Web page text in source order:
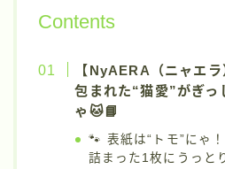
Contents
【NyAERA（ニャエ
包まれた“猫愛”がぎっ
ゃ🐱📘
🐾 表紙は“トモ”にゃ
詰まった1枚にうっと